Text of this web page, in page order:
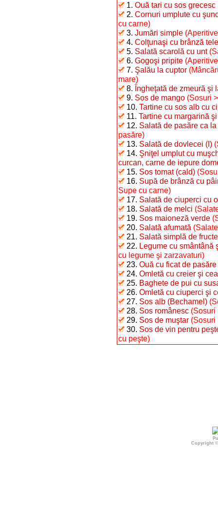
1. Ouă tari cu sos grecesc
2. Cornuri umplute cu
cu carne)
3. Jumări simple
4. Colţunaşi cu brânză
5. Salată scarolă cu unt
6. Gogoşi pripite
7. Şalău la cuptor
mare)
8. Îngheţată de zmeură şi
9. Sos de mango (Sosuri
10. Tartine cu sos alb cu
11. Tartine cu margarină
12. Salată de pasăre ca
pasăre)
13. Salată de dovlecei (I)
14. Şniţel umplut cu
curcan, carne de iepure
15. Sos tomat (cald)
16. Supă de brânză cu
Supe cu carne)
17. Salată de ciuperci cu
18. Salată de melci
19. Sos maioneză verde
20. Salată afumată
21. Salată simplă de fructe
22. Legume cu smântână
cu legume şi zarzavaturi)
23. Ouă cu ficat de pasăre
24. Omletă cu creier şi
25. Baghete de pui cu
26. Omletă cu ciuperci şi
27. Sos alb (Bechamel)
28. Sos românesc (Sosuri
29. Sos de muştar (Sosuri
30. Sos de vin pentru
cu peşte)
Copyright